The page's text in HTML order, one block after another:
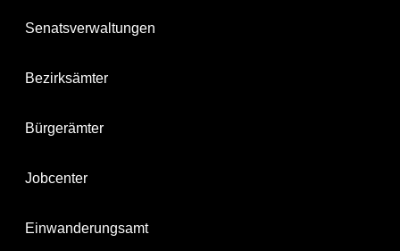
Senatsverwaltungen
Bezirksämter
Bürgerämter
Jobcenter
Einwanderungsamt